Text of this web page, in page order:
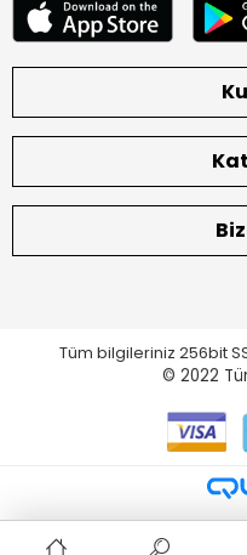
Tüm bilgileriniz 256bit
© 2022